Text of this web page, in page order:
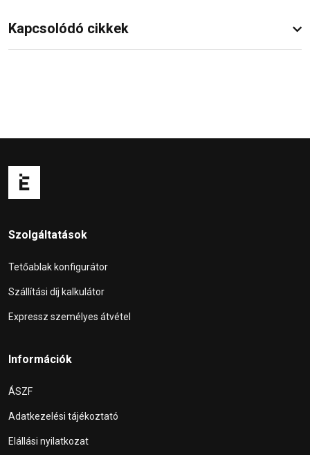
Kapcsolódó cikkek
Szolgáltatások
Tetőablak konfigurátor
Szállítási díj kalkulátor
Expressz személyes átvétel
Információk
ÁSZF
Adatkezelési tájékoztató
Elállási nyilatkozat